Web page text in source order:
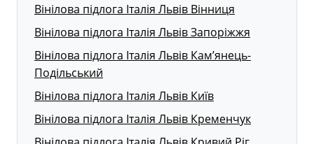
Вінілова підлога Італія Львів Вінниця
Вінілова підлога Італія Львів Запоріжжя
Вінілова підлога Італія Львів Кам’янець-
Подільський
Вінілова підлога Італія Львів Київ
Вінілова підлога Італія Львів Кременчук